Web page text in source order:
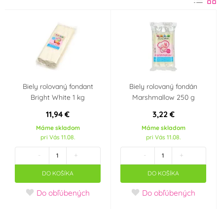
Master Martini Modecor (1)
Odense Marcipan OFI Česko (0)
Renshaw (7) Saracino (0)
Südzucker Franken Zeelandia (3)
Príchuť (aróma)
Vanilka (5) Mandle (2)
Jahoda (0) Čokoláda (0)
Biely rolovaný fondant
Bright White 1 kg
11,94 €
Máme skladom
pri Vás 11.08.
- +
DO KOŠÍKA
Do obľúbených
Biely rolovaný fondán
Marshmallow 250 g
3,22 €
Máme skladom
pri Vás 11.08.
- +
DO KOŠÍKA
Do obľúbených